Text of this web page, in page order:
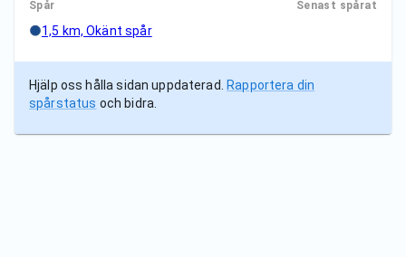
Spår Senast spårat
1,5 km, Okänt spår
Hjälp oss hålla sidan uppdaterad.
Rapportera din
spårstatus och bidra.